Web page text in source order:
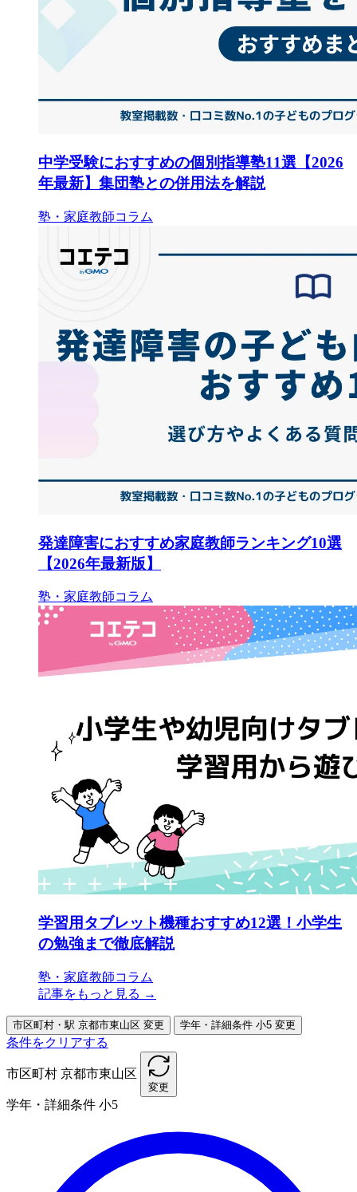
中学受験におすすめの個別指導塾11選【2026
年最新】集団塾との併用法を解説
塾・家庭教師コラム
発達障害におすすめ家庭教師ランキング10選
【2026年最新版】
塾・家庭教師コラム
学習用タブレット機種おすすめ12選！小学生
の勉強まで徹底解説
塾・家庭教師コラム
記事をもっと見る →
市区町村・駅 京都市東山区 変更 学年・詳細条件 小5 変更
条件をクリアする
市区町村 京都市東山区
変更
学年・詳細条件 小5